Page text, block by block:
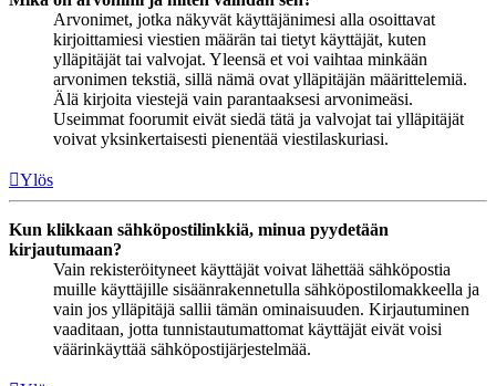
Arvonimet, jotka näkyvät käyttäjänimesi alla osoittavat
kirjoittamiesi viestien määrän tai tietyt käyttäjät, kuten
ylläpitäjät tai valvojat. Yleensä et voi vaihtaa minkään
arvonimen tekstiä, sillä nämä ovat ylläpitäjän määrittelemiä.
Älä kirjoita viestejä vain parantaaksesi arvonimeäsi.
Useimmat foorumit eivät siedä tätä ja valvojat tai ylläpitäjät
voivat yksinkertaisesti pienentää viestilaskuriasi.
Ylös
Kun klikkaan sähköpostilinkkiä, minua pyydetään
kirjautumaan?
Vain rekisteröityneet käyttäjät voivat lähettää sähköpostia
muille käyttäjille sisäänrakennetulla sähköpostilomakkeella ja
vain jos ylläpitäjä sallii tämän ominaisuuden. Kirjautuminen
vaaditaan, jotta tunnistautumattomat käyttäjät eivät voisi
väärinkäyttää sähköpostijärjestelmää.